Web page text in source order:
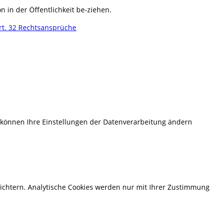
in der Öffentlichkeit be-ziehen.
32 Rechtsansprüche
Ihre Einstellungen der Datenverarbeitung ändern
Analytische Cookies werden nur mit Ihrer Zustimmung